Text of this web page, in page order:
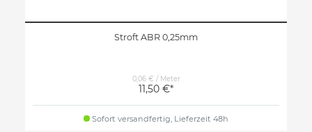
Stroft ABR 0,25mm
0,06 € / Meter
11,50 €*
Sofort versandfertig, Lieferzeit 48h